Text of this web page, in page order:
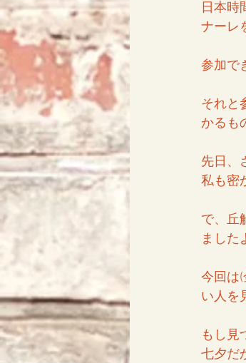
日本時
ナーレ
参加で
それと
かるも
先日、
私も密
で、丘
ました
今回は
い人を
もし見
七夕だ